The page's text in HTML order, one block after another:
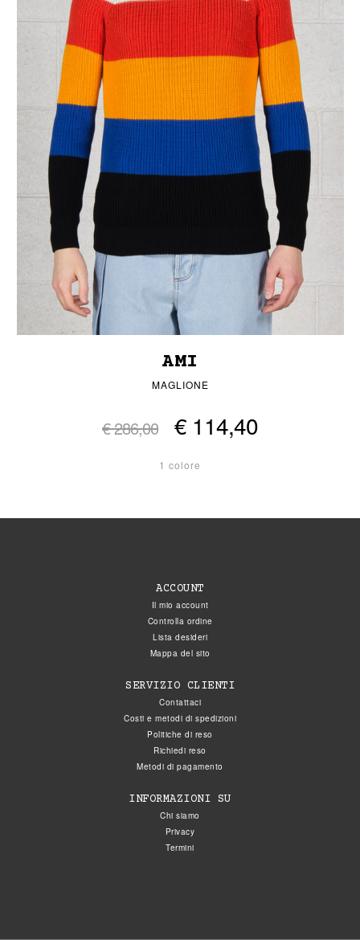
AMI
MAGLIONE
€ 286,00 € 114,40
1 colore
ACCOUNT
Il mio account
Controlla ordine
Lista desideri
Mappa del sito
SERVIZIO CLIENTI
Contattaci
Costi e metodi di spedizioni
Politiche di reso
Richiedi reso
Metodi di pagamento
INFORMAZIONI SU
Chi siamo
Privacy
Termini